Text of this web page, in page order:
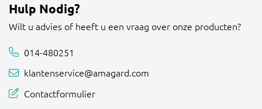
Hulp Nodig?
Wilt u advies of heeft u een vraag over onze producten?
014-480251
klantenservice@amagard.com
Contactformulier